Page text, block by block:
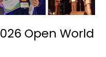
Open World